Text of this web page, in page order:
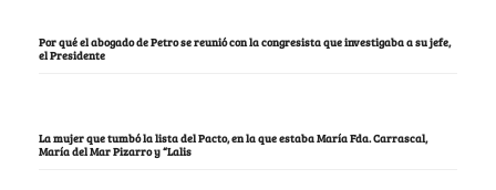
Por qué el abogado de Petro se reunió con la congresista que investigaba a su jefe,
el Presidente
La mujer que tumbó la lista del Pacto, en la que estaba María Fda. Carrascal,
María del Mar Pizarro y “Lalis